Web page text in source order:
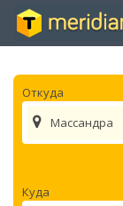
Откуда
Массандра
Куда